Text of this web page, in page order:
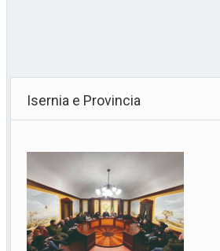
Isernia e Provincia